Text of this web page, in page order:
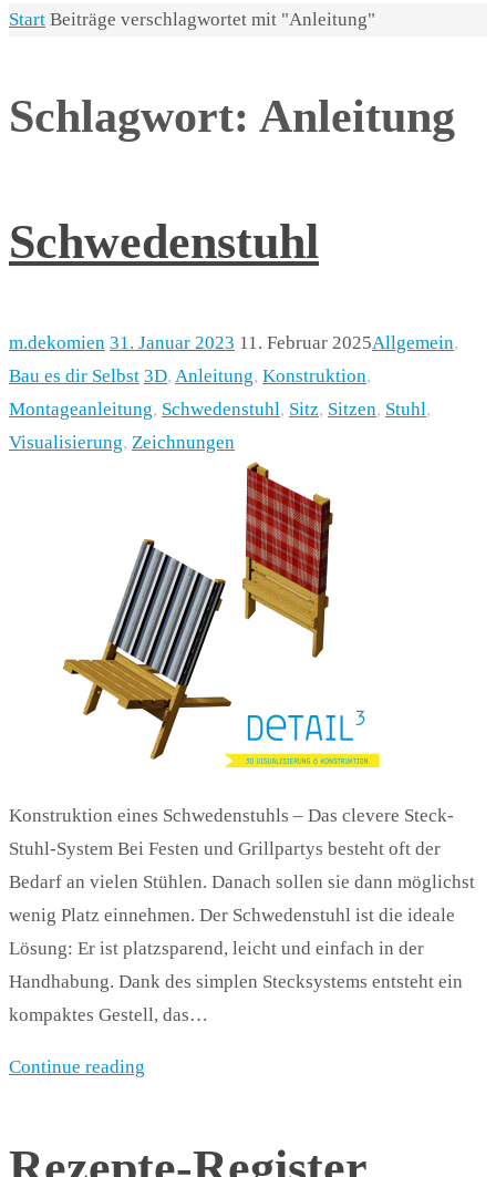
Start Beiträge verschlagwortet mit "Anleitung"
Schlagwort: Anleitung
Schwedenstuhl
m.dekomien 31. Januar 2023 11. Februar 2025Allgemein,
Bau es dir Selbst 3D, Anleitung, Konstruktion,
Montageanleitung, Schwedenstuhl, Sitz, Sitzen, Stuhl,
Visualisierung, Zeichnungen
Konstruktion eines Schwedenstuhls – Das clevere Steck-
Stuhl-System Bei Festen und Grillpartys besteht oft der
Bedarf an vielen Stühlen. Danach sollen sie dann möglichst
wenig Platz einnehmen. Der Schwedenstuhl ist die ideale
Lösung: Er ist platzsparend, leicht und einfach in der
Handhabung. Dank des simplen Stecksystems entsteht ein
kompaktes Gestell, das…
Continue reading